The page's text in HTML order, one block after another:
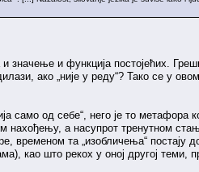
и функција постојећих.
ако „није у реду“? Тако се у
само од себе“, него је то метафора
нахођењу, а насупрот тренутном
временом та „изобличења“ постају
као што рекох у оној другој